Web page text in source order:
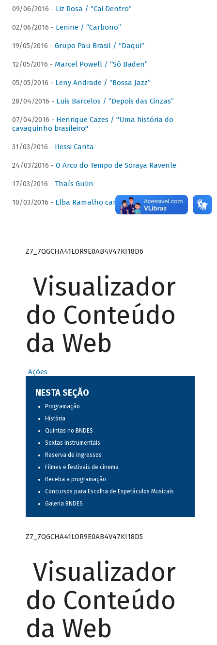
09/06/2016 - Liz Rosa / “Cai Dentro”
02/06/2016 - Lenine / “Carbono”
19/05/2016 - Grupo Pau Brasil / “Daqui”
12/05/2016 - Marcel Powell / “Só Baden”
05/05/2016 - Leny Andrade / “Bossa Jazz”
28/04/2016 - Luis Barcelos / “Depois das Cinzas”
07/04/2016 - Henrique Cazes / "Uma história do
cavaquinho brasileiro"
31/03/2016 - Ilessi Canta
24/03/2016 - O Arco do Tempo de Soraya Ravenle
17/03/2016 - Thaís Gulin
10/03/2016 - Elba Ramalho canta Dominguinhos
Z7_7QGCHA41LOR9E0AB4V47KI18D6
Visualizador
do Conteúdo
da Web
Ações
NESTA SEÇÃO
Programação
História
Quintas no BNDES
Sextas instrumentais
Reserva de ingressos
Filmes e festivais de cinema
Receba a programação
Concursos para Escolha de Espetáculos Musicais
Galeria BNDES
Z7_7QGCHA41LOR9E0AB4V47KI18D5
Visualizador
do Conteúdo
da Web